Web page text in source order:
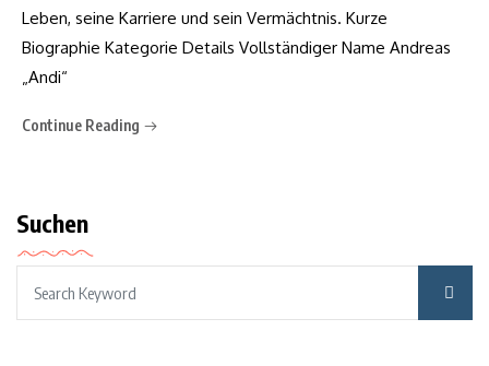
Leben, seine Karriere und sein Vermächtnis. Kurze
Biographie Kategorie Details Vollständiger Name Andreas
„Andi“
Continue Reading
Suchen